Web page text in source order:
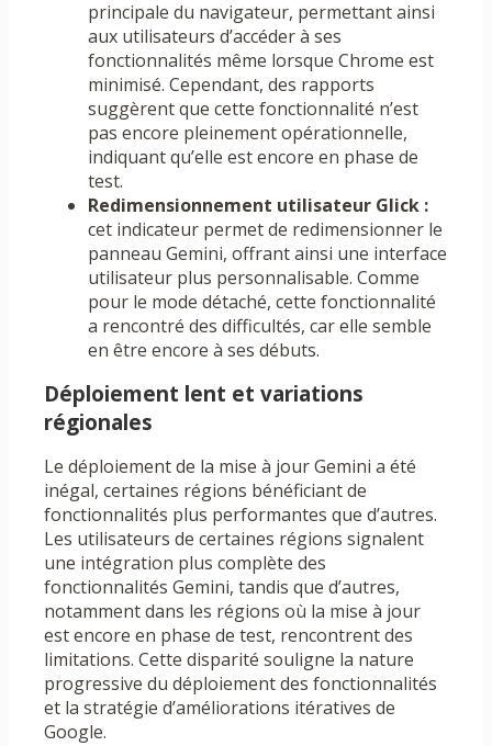
principale du navigateur, permettant ainsi
aux utilisateurs d’accéder à ses
fonctionnalités même lorsque Chrome est
minimisé. Cependant, des rapports
suggèrent que cette fonctionnalité n’est
pas encore pleinement opérationnelle,
indiquant qu’elle est encore en phase de
test.
Redimensionnement utilisateur Glick :
cet indicateur permet de redimensionner le
panneau Gemini, offrant ainsi une interface
utilisateur plus personnalisable. Comme
pour le mode détaché, cette fonctionnalité
a rencontré des difficultés, car elle semble
en être encore à ses débuts.
Déploiement lent et variations
régionales
Le déploiement de la mise à jour Gemini a été
inégal, certaines régions bénéficiant de
fonctionnalités plus performantes que d’autres.
Les utilisateurs de certaines régions signalent
une intégration plus complète des
fonctionnalités Gemini, tandis que d’autres,
notamment dans les régions où la mise à jour
est encore en phase de test, rencontrent des
limitations. Cette disparité souligne la nature
progressive du déploiement des fonctionnalités
et la stratégie d’améliorations itératives de
Google.